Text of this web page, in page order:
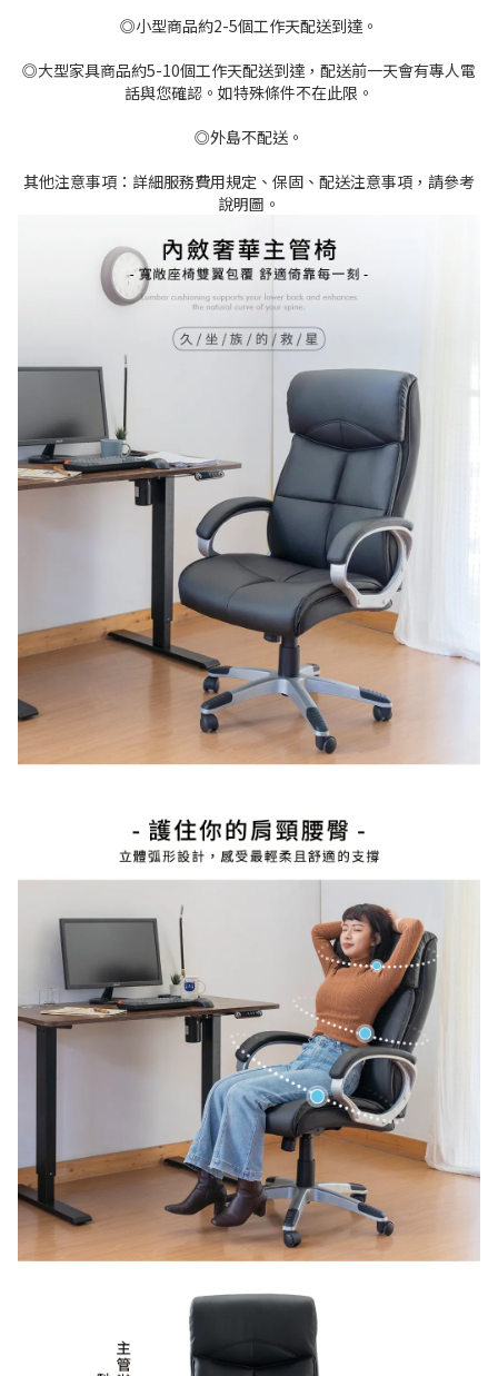
◎小型商品約2-5個工作天配送到達。
◎大型家具商品約5-10個工作天配送到達，配送前一天會有專人電
話與您確認。如特殊條件不在此限。
◎外島不配送。
其他注意事項：詳細服務費用規定、保固、配送注意事項，請參考
說明圖。